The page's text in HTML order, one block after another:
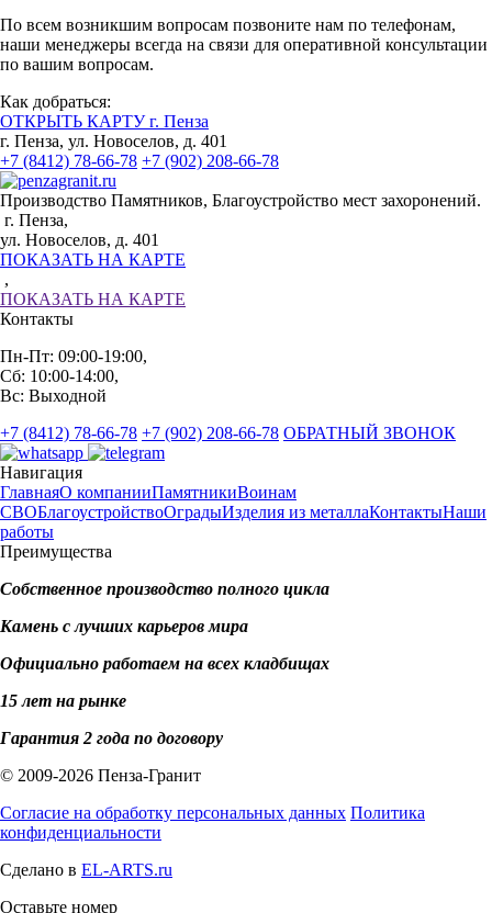
По всем возникшим вопросам позвоните нам по телефонам,
наши менеджеры всегда на связи для оперативной консультации
по вашим вопросам.
Как добраться:
ОТКРЫТЬ КАРТУ г. Пенза
г. Пенза, ул. Новоселов, д. 401
+7 (8412) 78-66-78 +7 (902) 208-66-78
Производство Памятников, Благоустройство мест захоронений.
г. Пенза,
ул. Новоселов, д. 401
ПОКАЗАТЬ НА КАРТЕ
,
ПОКАЗАТЬ НА КАРТЕ
Контакты
Пн-Пт: 09:00-19:00,
Сб: 10:00-14:00,
Вс: Выходной
+7 (8412) 78-66-78 +7 (902) 208-66-78 ОБРАТНЫЙ ЗВОНОК
Навигация
ГлавнаяО компанииПамятникиВоинам
СВОБлагоустройствоОградыИзделия из металлаКонтактыНаши
работы
Преимущества
Собственное производство полного цикла
Камень с лучших карьеров мира
Официально работаем на всех кладбищах
15 лет на рынке
Гарантия 2 года по договору
© 2009-2026 Пенза-Гранит
Согласие на обработку персональных данных Политика
конфиденциальности
Сделано в EL-ARTS.ru
Оставьте номер